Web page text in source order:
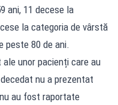
ani, 11 decese la
la categoria de vârstă
peste 80 de ani.
unor pacienți care au
nu a prezentat
au fost raportate